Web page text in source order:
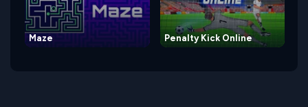
Maze Penalty Kick Online